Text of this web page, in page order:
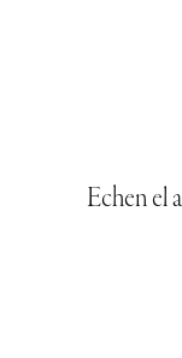
Echen el